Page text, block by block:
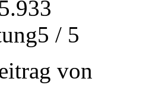
/ 5
von